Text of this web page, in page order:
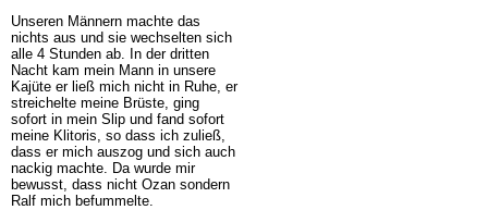
Unseren Männern machte das
nichts aus und sie wechselten sich
alle 4 Stunden ab. In der dritten
Nacht kam mein Mann in unsere
Kajüte er ließ mich nicht in Ruhe, er
streichelte meine Brüste, ging
sofort in mein Slip und fand sofort
meine Klitoris, so dass ich zuließ,
dass er mich auszog und sich auch
nackig machte. Da wurde mir
bewusst, dass nicht Ozan sondern
Ralf mich befummelte.